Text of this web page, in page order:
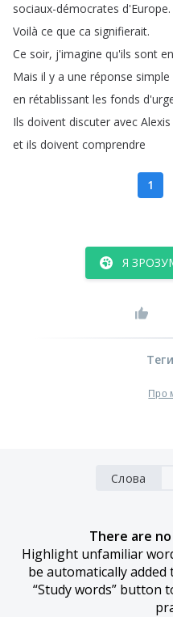
sociaux-démocrates d'Europe.
Voilà ce que ca signifierait.
Ce soir, j'imagine qu'ils sont en
Mais il y a une réponse simple
en rétablissant les fonds
Ils doivent discuter avec Alexis
et ils doivent comprendre
1
Я
Теги
Про
Слова
There are
Highlight unfamiliar
be automatically
“Study words” button